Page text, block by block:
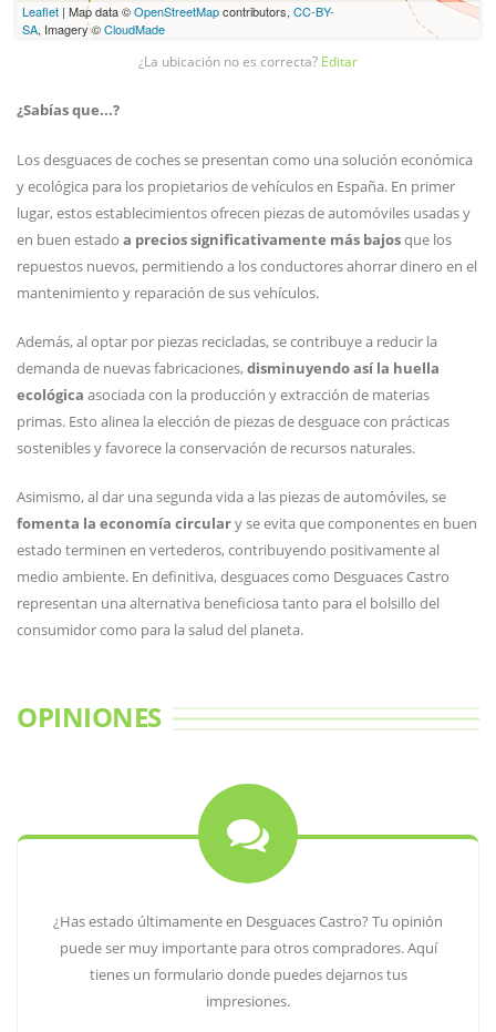
Leaflet | Map data ©OpenStreetMapcontributors, CC-BY-
SA, Imagery ©CloudMade
¿La ubicación no es correcta? Editar
¿Sabías que...?
Los desguaces de coches se presentan como una solución económica
y ecológica para los propietarios de vehículos en España. En primer
lugar, estos establecimientos ofrecen piezas de automóviles usadas y
en buen estado a precios significativamente más bajosque los
repuestos nuevos, permitiendo a los conductores ahorrar dinero en el
mantenimiento y reparación de sus vehículos.
Además, al optar por piezas recicladas, se contribuye a reducir la
demanda de nuevas fabricaciones,disminuyendo así la huella
ecológica asociada con la producción y extracción de materias
primas. Esto alinea la elección de piezas de desguace con prácticas
sostenibles y favorece la conservación de recursos naturales.
Asimismo, al dar una segunda vida a las piezas de automóviles, se
fomenta la economía circulary se evita que componentes en buen
estado terminen en vertederos, contribuyendo positivamente al
medio ambiente. En definitiva, desguaces como Desguaces Castro
representan una alternativa beneficiosa tanto para el bolsillo del
consumidor como para la salud del planeta.
OPINIONES
¿Has estado últimamente en Desguaces Castro? Tu opinión
puede ser muy importante para otros compradores. Aquí
tienes un formulario donde puedes dejarnos tus
impresiones.